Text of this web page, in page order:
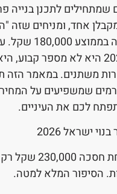
שמתחילים לתכנן בנייה
אחד, ומניחים שזה
טעות שעולה
בישראל 2026 היא לא מספר
משתנים. במאמר הזה
שמשפיעים על
לכם את העיניים.
משפחה אחת חסכה
הסיפור המלא למטה.